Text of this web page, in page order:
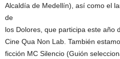
Alcaldía de Medellín), así como el
de
los Dolores, que participa este año
Cine Qua Non Lab. También
ficción MC Silencio (Guión